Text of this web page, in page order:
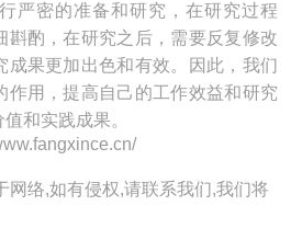
严密的准备和研究，在研究过程
斟酌，在研究之后，需要反复修改
成果更加出色和有效。因此，我们
作用，提高自己的工作效益和研究
和实践成果。
网络,如有侵权,请联系我们,我们将